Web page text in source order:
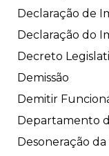
Declaração de
Declaração do
Decreto
Demissão
Demitir
Departamento
Desoneração